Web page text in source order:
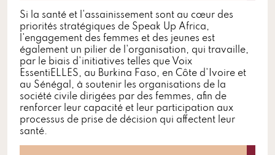
Si la santé et l'assainissement sont au cœur des
priorités stratégiques de Speak Up Africa,
l'engagement des femmes et des jeunes est
également un pilier de l'organisation, qui travaille,
par le biais d'initiatives telles que Voix
EssentiELLES, au Burkina Faso, en Côte d'Ivoire et
au Sénégal, à soutenir les organisations de la
société civile dirigées par des femmes, afin de
renforcer leur capacité et leur participation aux
processus de prise de décision qui affectent leur
santé.